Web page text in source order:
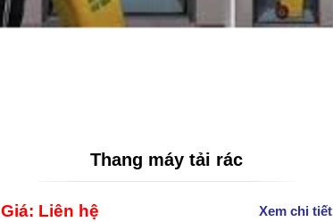
Thang máy tải rác
Giá: Liên hệ Xem chi tiết